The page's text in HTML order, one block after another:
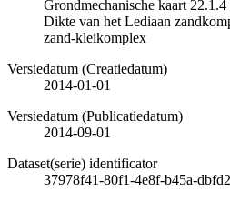
Grondmechanische kaart
Dikte van het Lediaan
zand-kleikomplex
Versiedatum (Creatiedatum)
2014-01-01
Versiedatum (Publicatiedatum)
2014-09-01
Dataset(serie) identificator
37978f41-80f1-4e8f-b45a-